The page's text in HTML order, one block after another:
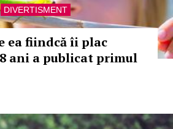
DIVERTISMENT
ea fiindcă îi plac
ani a publicat primul